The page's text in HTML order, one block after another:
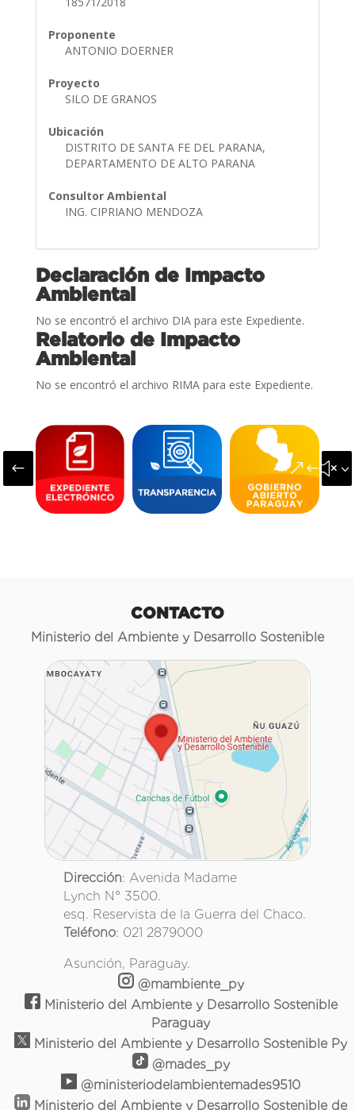
Proponente
ANTONIO DOERNER
Proyecto
SILO DE GRANOS
Ubicación
DISTRITO DE SANTA FE DEL PARANA,
DEPARTAMENTO DE ALTO PARANA
Consultor Ambiental
ING. CIPRIANO MENDOZA
Declaración de Impacto
Ambiental
No se encontró el archivo DIA para este Expediente.
Relatorio de Impacto
Ambiental
No se encontró el archivo RIMA para este Expediente.
#
CONTACTO
Ministerio del Ambiente y Desarrollo Sostenible
Dirección: Avenida Madame
Lynch N° 3500.
esq. Reservista de la Guerra del Chaco.
Teléfono: 021 2879000
Asunción, Paraguay.
@mambiente_py
Ministerio del Ambiente y Desarrollo Sostenible
Paraguay
Ministerio del Ambiente y Desarrollo Sostenible Py
@mades_py
@ministeriodelambientemades9510
Ministerio del Ambiente y Desarrollo Sostenible de